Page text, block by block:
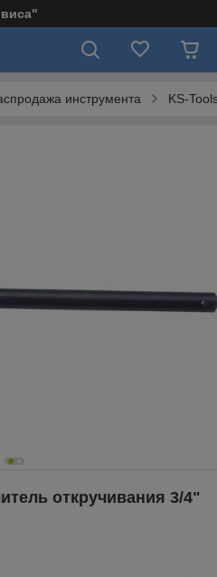
инструмента KS-
откручивания 3/4"